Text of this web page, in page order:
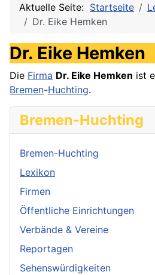
Aktuelle Seite: Startseite
Dr. Eike Hemken
Dr. Eike Hemken
Die Firma Dr. Eike Hemken ist
Bremen-Huchting.
Bremen-Huchting
Bremen-Huchting
Lexikon
Firmen
Öffentliche Einrichtungen
Verbände & Vereine
Reportagen
Sehenswürdigkeiten